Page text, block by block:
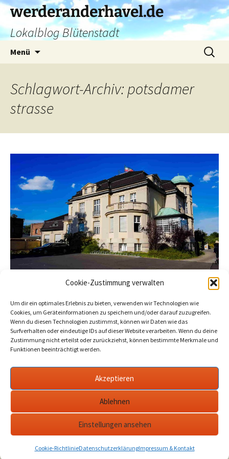
Cookie-Zustimmung verwalten
Um dir ein optimales Erlebnis zu bieten, verwenden wir Technologien wie
Cookies, um Geräteinformationen zu speichern und/oder darauf zuzugreifen.
Wenn du diesen Technologien zustimmst, können wir Daten wie das
Surfverhalten oder eindeutige IDs auf dieser Website verarbeiten. Wenn du deine
Zustimmung nicht erteilst oder zurückziehst, können bestimmte Merkmale und
Funktionen beeinträchtigt werden.
Akzeptieren
Ablehnen
Einstellungen ansehen
Cookie-RichtlinieDatenschutzerklärungImpressum & Kontakt
Zum
Inhalt
springen
werderanderhavel.de
Lokalblog Blütenstadt
Menü
Suchen
nach:
Schlagwort-Archiv: potsdamer
strasse
Stadtverwaltung: Herbstferien –
Verkehrseinschränkungen in
Potsdamer Straße und
Eisenbahnstraße
2022-10-21 Werder Havel potsdamer strasse
24.Oktober bis 4. November: Potsdamer Straße wird
stadtauswärts Einbahnstraße. Ampelregelung in der
Eisenbahnstraße.…mehr